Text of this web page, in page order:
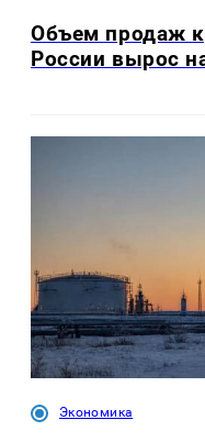
Объем продаж
России вырос
Экономика